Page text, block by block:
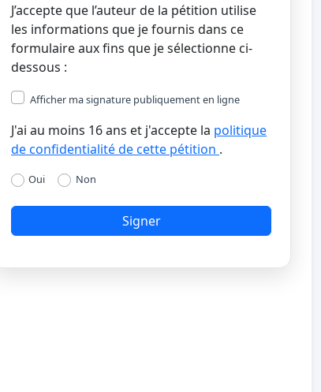
J’accepte que l’auteur de la pétition utilise
les informations que je fournis dans ce
formulaire aux fins que je sélectionne ci-
dessous :
Afficher ma signature publiquement en ligne
J'ai au moins 16 ans et j'accepte la politique
de confidentialité de cette pétition .
Oui Non
Signer